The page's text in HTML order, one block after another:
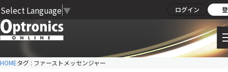
Select Language ▼ ログイン
HOMEタグ : ファーストメッセンジャー